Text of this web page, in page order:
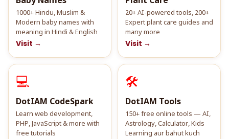
1000+ Hindu, Muslim &
Modern baby names with
meaning in Hindi & English
Visit →
20+ AI-powered tools, 200+
Expert plant care guides and
many more
Visit →
💻
DotIAM CodeSpark
Learn web development,
PHP, JavaScript & more with
free tutorials
🛠️
DotIAM Tools
150+ free online tools — AI,
Astrology, Calculator, Kids
Learning aur bahut kuch